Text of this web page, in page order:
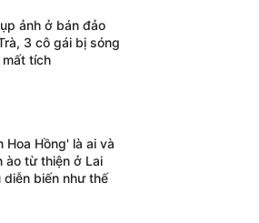
ảnh ở bán đảo
3 cô gái bị sóng
mất tích
Hoa Hồng' là ai và
ào từ thiện ở Lai
diễn biến như thế